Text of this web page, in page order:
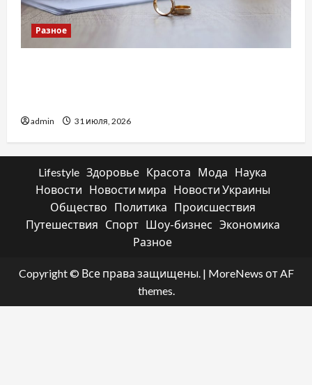
Разное
admin 31 июля, 2026
Lifestyle Здоровье Красота Мода
Наука
Новости
Новости мира
Новости Украины
Общество
Политика
Происшествия
Путешествия
Спорт Шоу-бизнес Экономика
Разное
Copyright © Все права защищены. | MoreNews от AF
themes.